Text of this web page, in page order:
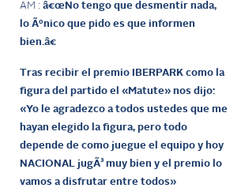
AM : â€œNo tengo que desmentir nada,
lo Ãºnico que pido es que informen
bien.â€
Tras recibir el premio IBERPARK como la
figura del partido el «Matute» nos dijo:
«Yo le agradezco a todos ustedes que me
hayan elegido la figura, pero todo
depende de como juegue el equipo y hoy
NACIONAL jugÃ³ muy bien y el premio lo
vamos a disfrutar entre todos»